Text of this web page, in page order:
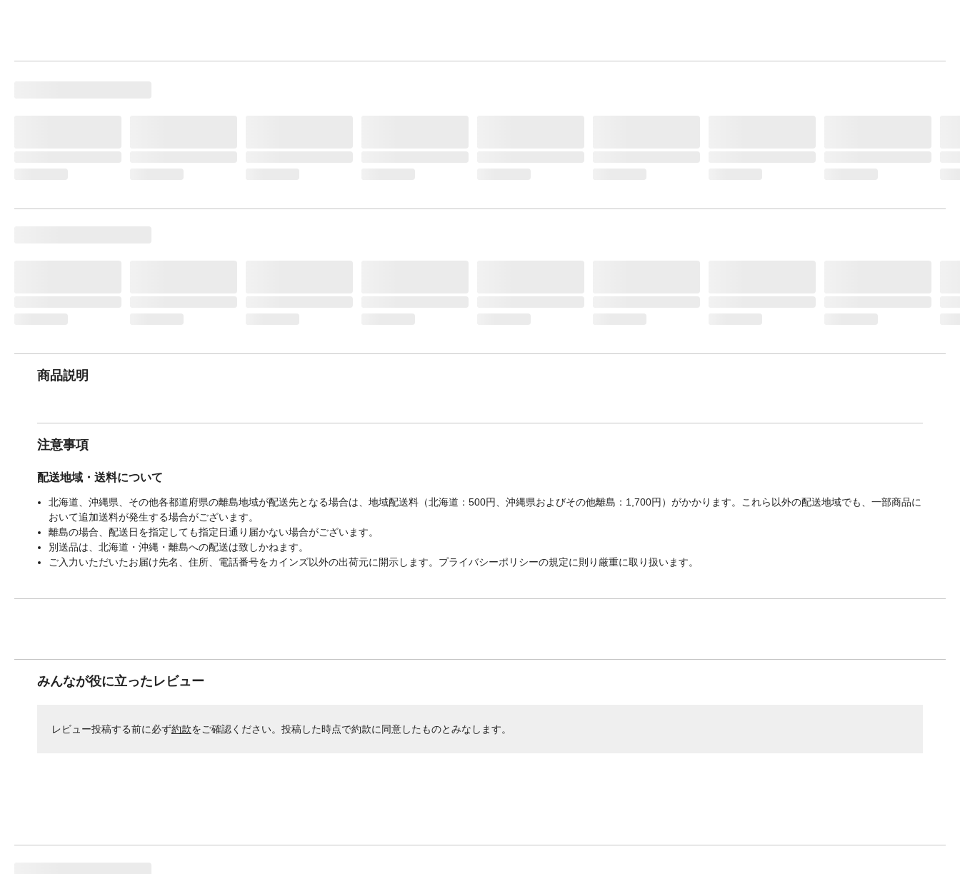
商品説明
注意事項
配送地域・送料について
北海道、沖縄県、その他各都道府県の離島地域が配送先となる場合は、地域配送料（北海道：500円、沖縄県およびその他離島：1,700円）がかかります。これら以外の配送地域でも、一部商品に
おいて追加送料が発生する場合がございます。
離島の場合、配送日を指定しても指定日通り届かない場合がございます。
別送品は、北海道・沖縄・離島への配送は致しかねます。
ご入力いただいたお届け先名、住所、電話番号をカインズ以外の出荷元に開示します。プライバシーポリシーの規定に則り厳重に取り扱います。
みんなが役に立ったレビュー
レビュー投稿する前に必ず約款をご確認ください。投稿した時点で約款に同意したものとみなします。